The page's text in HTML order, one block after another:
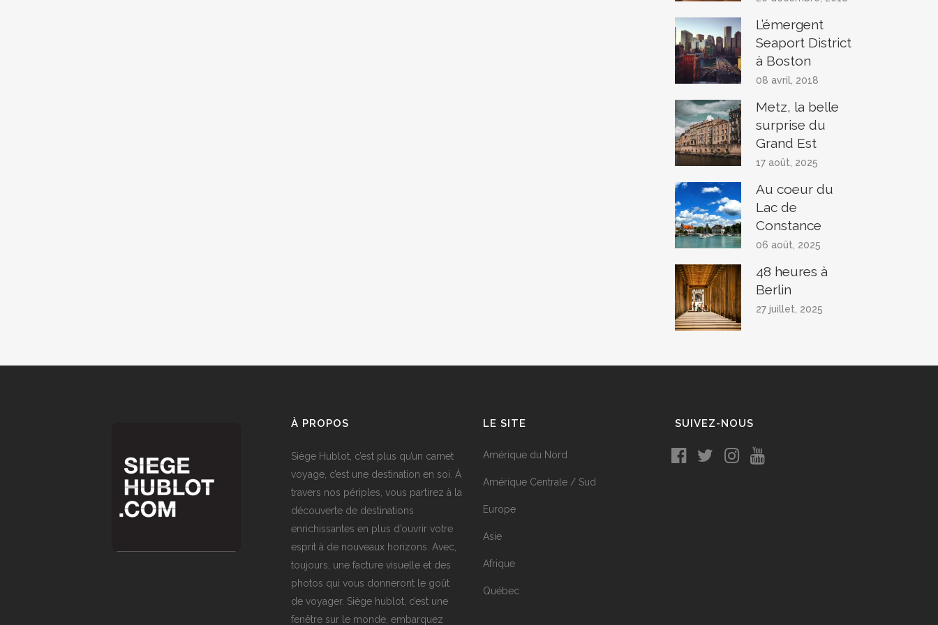
L’émergent
Seaport District
à Boston
08 avril, 2018
Metz, la belle
surprise du
Grand Est
17 août, 2025
Au coeur du
Lac de
Constance
06 août, 2025
48 heures à
Berlin
27 juillet, 2025
À PROPOS
Siège Hublot, c’est plus qu’un carnet
voyage, c’est une destination en soi. À
travers nos périples, vous partirez à la
découverte de destinations
enrichissantes en plus d’ouvrir votre
esprit à de nouveaux horizons. Avec,
toujours, une facture visuelle et des
photos qui vous donneront le goût
de voyager. Siège hublot, c’est une
fenêtre sur le monde, embarquez
LE SITE
Amérique du Nord
Amérique Centrale / Sud
Europe
Asie
Afrique
Québec
SUIVEZ-NOUS